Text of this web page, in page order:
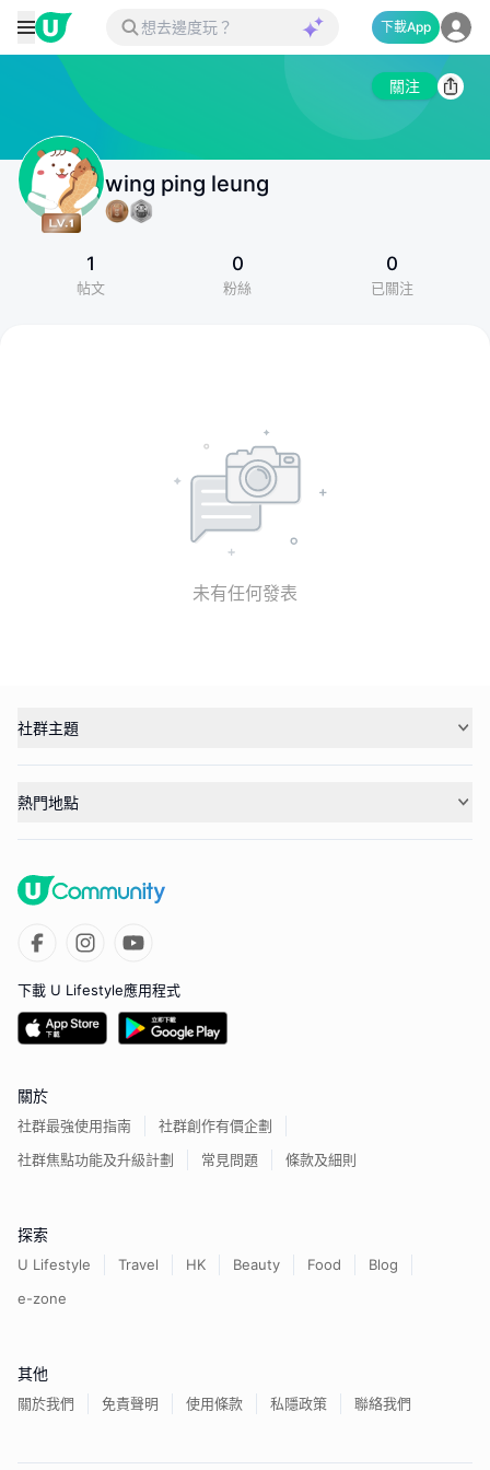
下載App
關注
wing ping leung
1
帖文
0
粉絲
0
已關注
未有任何發表
社群主題
熱門地點
下載 U Lifestyle應用程式
關於
社群最強使用指南
社群創作有價企劃
社群焦點功能及升級計劃
常見問題 條款及細則
探索
U Lifestyle Travel HK Beauty Food
Blog
e-zone
其他
關於我們 免責聲明 使用條款 私隱政策 聯絡我們